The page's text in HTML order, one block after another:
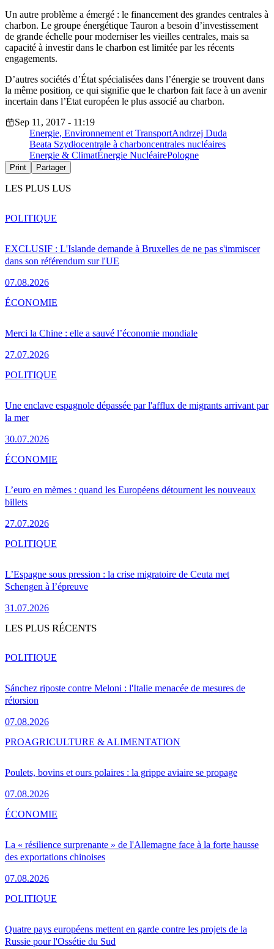
Un autre problème a émergé : le financement des grandes centrales à
charbon. Le groupe énergétique Tauron a besoin d’investissement
de grande échelle pour moderniser les vieilles centrales, mais sa
capacité à investir dans le charbon est limitée par les récents
engagements.
D’autres sociétés d’État spécialisées dans l’énergie se trouvent dans
la même position, ce qui signifie que le charbon fait face à un avenir
incertain dans l’État européen le plus associé au charbon.
Sep 11, 2017 - 11:19
Energie, Environnement et TransportAndrzej Duda
Beata Szydłocentrale à charboncentrales nucléaires
Energie & ClimatÉnergie NucléairePologne
Print Partager
LES PLUS LUS
EXCLUSIF : L'Islande demande à Bruxelles de ne pas s'immiscer
dans son référendum sur l'UE
07.08.2026
POLITIQUE
Merci la Chine : elle a sauvé l’économie mondiale
27.07.2026
ÉCONOMIE
Une enclave espagnole dépassée par l'afflux de migrants arrivant par
la mer
30.07.2026
POLITIQUE
L’euro en mèmes : quand les Européens détournent les nouveaux
billets
27.07.2026
ÉCONOMIE
L’Espagne sous pression : la crise migratoire de Ceuta met
Schengen à l’épreuve
31.07.2026
POLITIQUE
LES PLUS RÉCENTS
Sánchez riposte contre Meloni : l'Italie menacée de mesures de
rétorsion
07.08.2026
POLITIQUE
Poulets, bovins et ours polaires : la grippe aviaire se propage
07.08.2026
PROAGRICULTURE & ALIMENTATION
La « résilience surprenante » de l'Allemagne face à la forte hausse
des exportations chinoises
07.08.2026
ÉCONOMIE
Quatre pays européens mettent en garde contre les projets de la
Russie pour l'Ossétie du Sud
POLITIQUE